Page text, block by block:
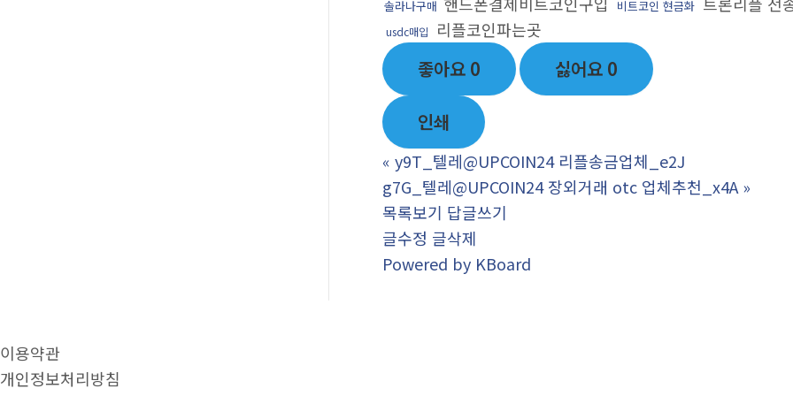
솔라나구매 비트코인 현금화
usdc매입 리플코인파는곳
좋아요 0 싫어요 0
인쇄
« y9T_텔레@UPCOIN24 리플송금업체_e2J
g7G_텔레@UPCOIN24 장외거래 otc 업체추천_x4A »
목록보기 답글쓰기
글수정 글삭제
Powered by KBoard
이용약관
개인정보처리방침